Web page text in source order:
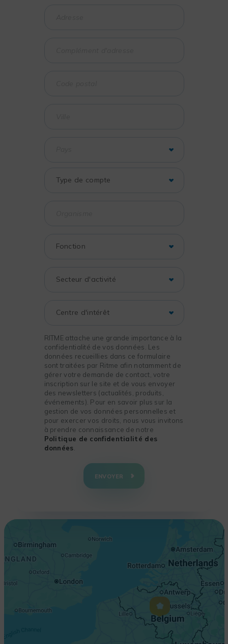
RITME attache une grande importance à la
confidentialité de vos données. Les
données recueillies dans ce formulaire
sont traitées par Ritme afin notamment de
gérer votre demande de contact, votre
inscription sur le site et de vous envoyer
des newsletters (actualités, produits,
événements). Pour en savoir plus sur la
gestion de vos données personnelles et
pour exercer vos droits, nous vous invitons
à prendre connaissance de notre
Politique de confidentialité des
données
ENVOYER